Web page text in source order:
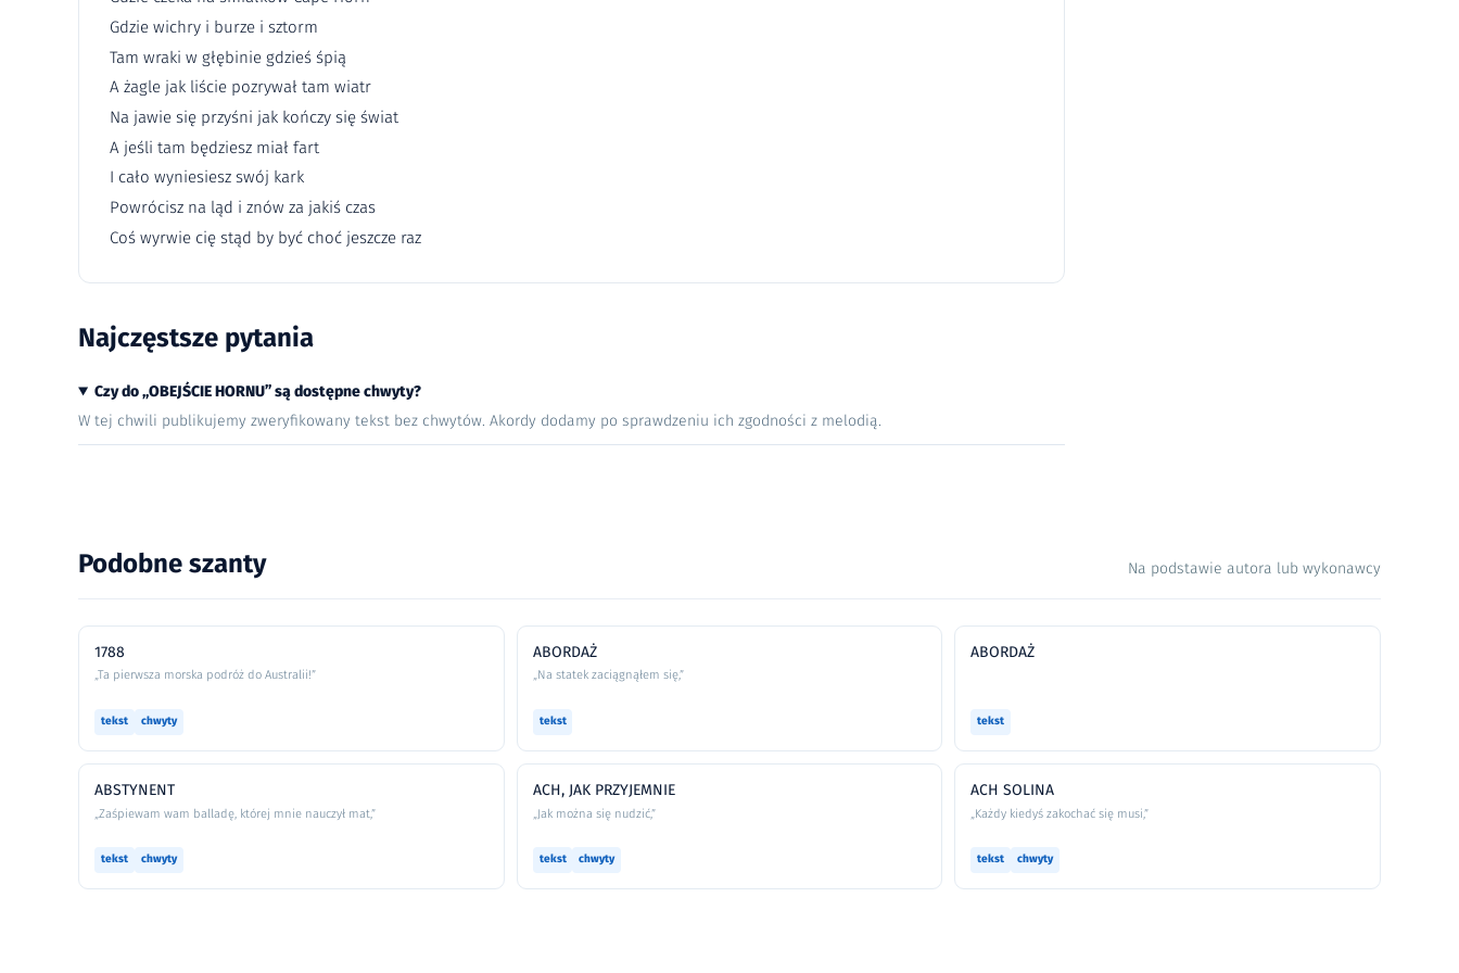
Gdzie wichry i burze i sztorm
Tam wraki w głębinie gdzieś śpią
A żagle jak liście pozrywał tam wiatr
Na jawie się przyśni jak kończy się świat
A jeśli tam będziesz miał fart
I cało wyniesiesz swój kark
Powrócisz na ląd i znów za jakiś czas
Coś wyrwie cię stąd by być choć jeszcze raz
Najczęstsze pytania
Czy do „OBEJŚCIE HORNU” są dostępne chwyty?
W tej chwili publikujemy zweryfikowany tekst bez chwytów. Akordy dodamy po sprawdzeniu ich zgodności z melodią.
Podobne szanty Na podstawie autora lub wykonawcy
1788
„Ta pierwsza morska podróż do Australii!”
tekst chwyty
ABORDAŻ
„Na statek zaciągnąłem się,”
tekst
ABORDAŻ
tekst
ABSTYNENT
„Zaśpiewam wam balladę, której mnie nauczył mat,”
tekst chwyty
ACH, JAK PRZYJEMNIE
„Jak można się nudzić,”
tekst chwyty
ACH SOLINA
„Każdy kiedyś zakochać się musi,”
tekst chwyty